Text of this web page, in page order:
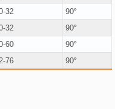
32
90°
32
90°
60
90°
76 90°